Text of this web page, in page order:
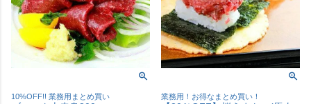
10%OFF!! 業務用まとめ買い 業務用！お得なまとめ買い！